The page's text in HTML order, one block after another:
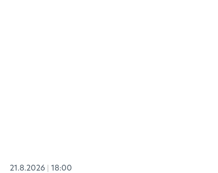
21.8.2026 18:00